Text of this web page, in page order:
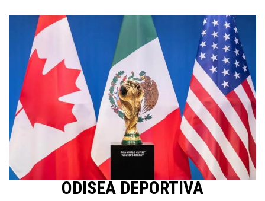
contenido
ODISEA DEPORTIVA